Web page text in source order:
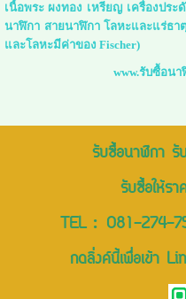
เนื้อพระ ผงทอง เหรียญ เครื่องปร
นาฬิกา สายนาฬิกา โลหะและแร่ธา
และโลหะมีค่าของ Fischer)
www.รับซื้อนา
รับซื้อนาฬิกา รั
รับซื้อให้ร
TEL : 081-274-
กดลิ่งค์นี้เพื่อเข้า